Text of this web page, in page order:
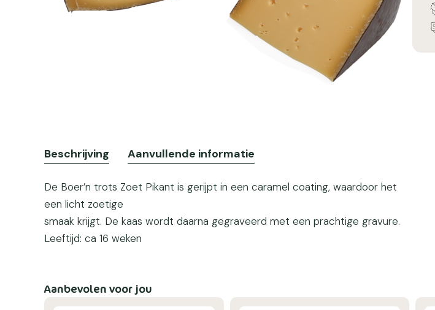
Beschrijving Aanvullende informatie
De Boer’n trots Zoet Pikant is gerijpt in een caramel coating, waardoor het
een licht zoetige
smaak krijgt. De kaas wordt daarna gegraveerd met een prachtige gravure.
Leeftijd: ca 16 weken
Aanbevolen voor jou